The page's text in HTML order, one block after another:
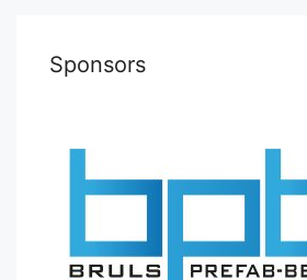
Sponsors